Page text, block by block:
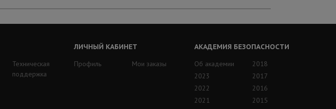
Техническая
поддержка
ЛИЧНЫЙ КАБИНЕТ
Профиль
Мои заказы
АКАДЕМИЯ БЕЗОПАСНОСТИ
Об академии
2023
2022
2021
2018
2017
2016
2015